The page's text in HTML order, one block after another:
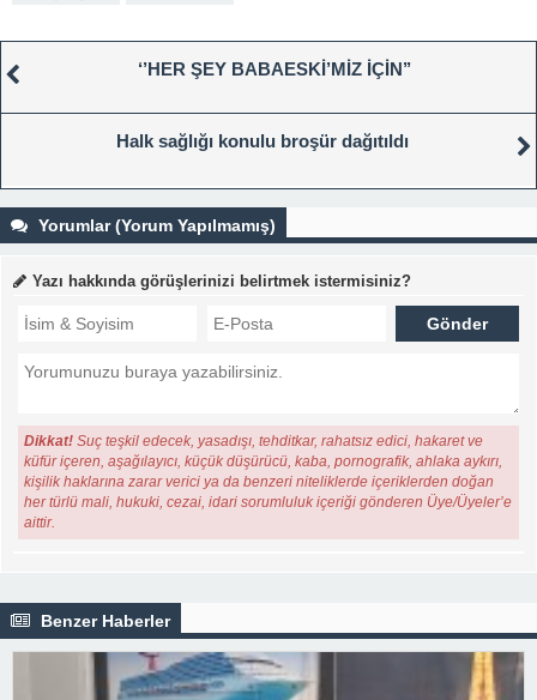
‘’HER ŞEY BABAESKİ’MİZ İÇİN’’
Halk sağlığı konulu broşür dağıtıldı
Yorumlar (Yorum Yapılmamış)
Yazı hakkında görüşlerinizi belirtmek istermisiniz?
Dikkat! Suç teşkil edecek, yasadışı, tehditkar, rahatsız edici, hakaret ve
küfür içeren, aşağılayıcı, küçük düşürücü, kaba, pornografik, ahlaka aykırı,
kişilik haklarına zarar verici ya da benzeri niteliklerde içeriklerden doğan
her türlü mali, hukuki, cezai, idari sorumluluk içeriği gönderen Üye/Üyeler’e
aittir.
Benzer Haberler